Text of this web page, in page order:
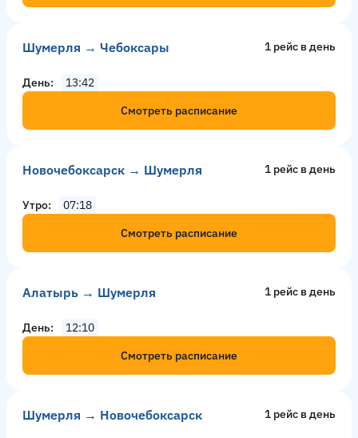
Шумерля → Чебоксары 1 рейс в день
День
13:42
Смотреть расписание
Новочебоксарск → Шумерля 1 рейс в день
Утро
07:18
Смотреть расписание
Алатырь → Шумерля 1 рейс в день
День
12:10
Смотреть расписание
Шумерля → Новочебоксарск 1 рейс в день